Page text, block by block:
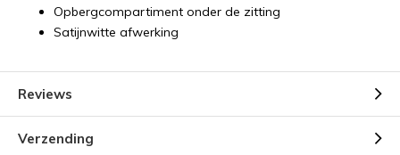
Opbergcompartiment onder de zitting
Satijnwitte afwerking
Reviews
Verzending